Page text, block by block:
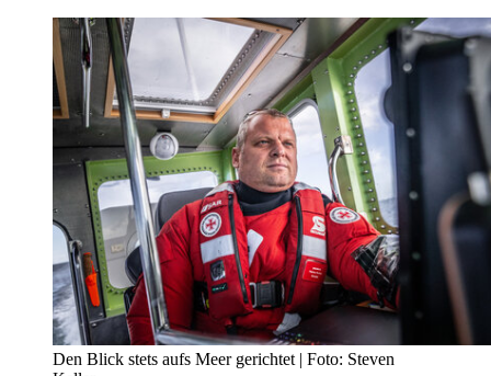
Den Blick stets aufs Meer gerichtet | Foto: Steven